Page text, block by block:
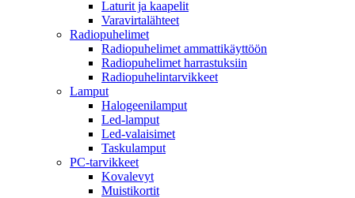
Laturit ja kaapelit
Varavirtalähteet
Radiopuhelimet
Radiopuhelimet ammattikäyttöön
Radiopuhelimet harrastuksiin
Radiopuhelintarvikkeet
Lamput
Halogeenilamput
Led-lamput
Led-valaisimet
Taskulamput
PC-tarvikkeet
Kovalevyt
Muistikortit